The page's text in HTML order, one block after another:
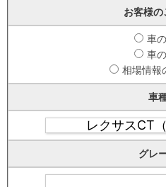
お客様の
車
車
相場情報
車
グレ